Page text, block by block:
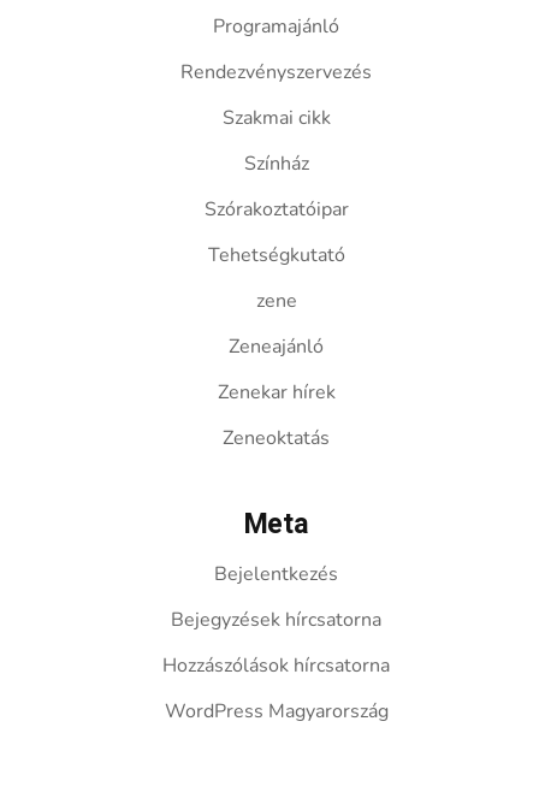
Programajánló
Rendezvényszervezés
Szakmai cikk
Színház
Szórakoztatóipar
Tehetségkutató
zene
Zeneajánló
Zenekar hírek
Zeneoktatás
Meta
Bejelentkezés
Bejegyzések hírcsatorna
Hozzászólások hírcsatorna
WordPress Magyarország